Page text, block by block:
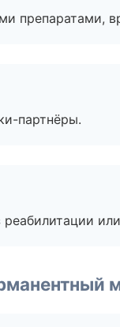
препаратами,
партнёры.